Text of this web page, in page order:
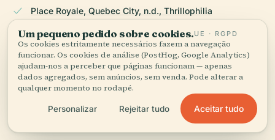
Place Royale, Quebec City, n.d., Thrillophilia
Wikipedia — Place Royale
ÚLTIMA REVISÃO: APRIL 2026
Pesquisado a partir da Wikidata, Wikipédia e fontes oficiais ·
Como fazemos os nossos guias →
Um pequeno pedido sobre cookies.UE · RGPD
Os cookies estritamente necessários fazem a navegação
funcionar. Os cookies de análise (PostHog, Google Analytics)
ajudam-nos a perceber que páginas funcionam — apenas
dados agregados, sem anúncios, sem venda. Pode alterar a
qualquer momento no rodapé.
Personalizar Rejeitar tudo Aceitar tudo